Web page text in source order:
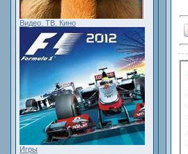
Видео. ТВ. Кино
Игры